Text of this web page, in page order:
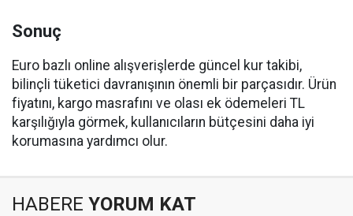
Sonuç
Euro bazlı online alışverişlerde güncel kur takibi,
bilinçli tüketici davranışının önemli bir parçasıdır. Ürün
fiyatını, kargo masrafını ve olası ek ödemeleri TL
karşılığıyla görmek, kullanıcıların bütçesini daha iyi
korumasına yardımcı olur.
HABERE YORUM KAT